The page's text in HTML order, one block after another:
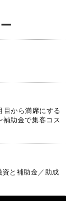
目から満席にする
補助金で集客コス
と補助金／助成